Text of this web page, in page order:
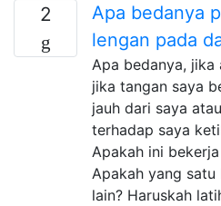
2
Apa bedanya
lengan pada
Apa bedanya, jika
jika tangan saya
jauh dari saya
terhadap saya
Apakah ini
Apakah yang
lain? Haruskah